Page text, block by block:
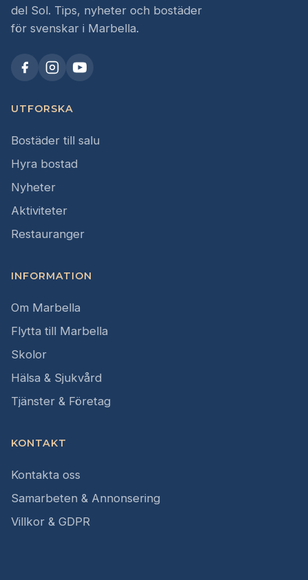
del Sol. Tips, nyheter och bostäder
för svenskar i Marbella.
UTFORSKA
Bostäder till salu
Hyra bostad
Nyheter
Aktiviteter
Restauranger
INFORMATION
Om Marbella
Flytta till Marbella
Skolor
Hälsa & Sjukvård
Tjänster & Företag
KONTAKT
Kontakta oss
Samarbeten & Annonsering
Villkor & GDPR